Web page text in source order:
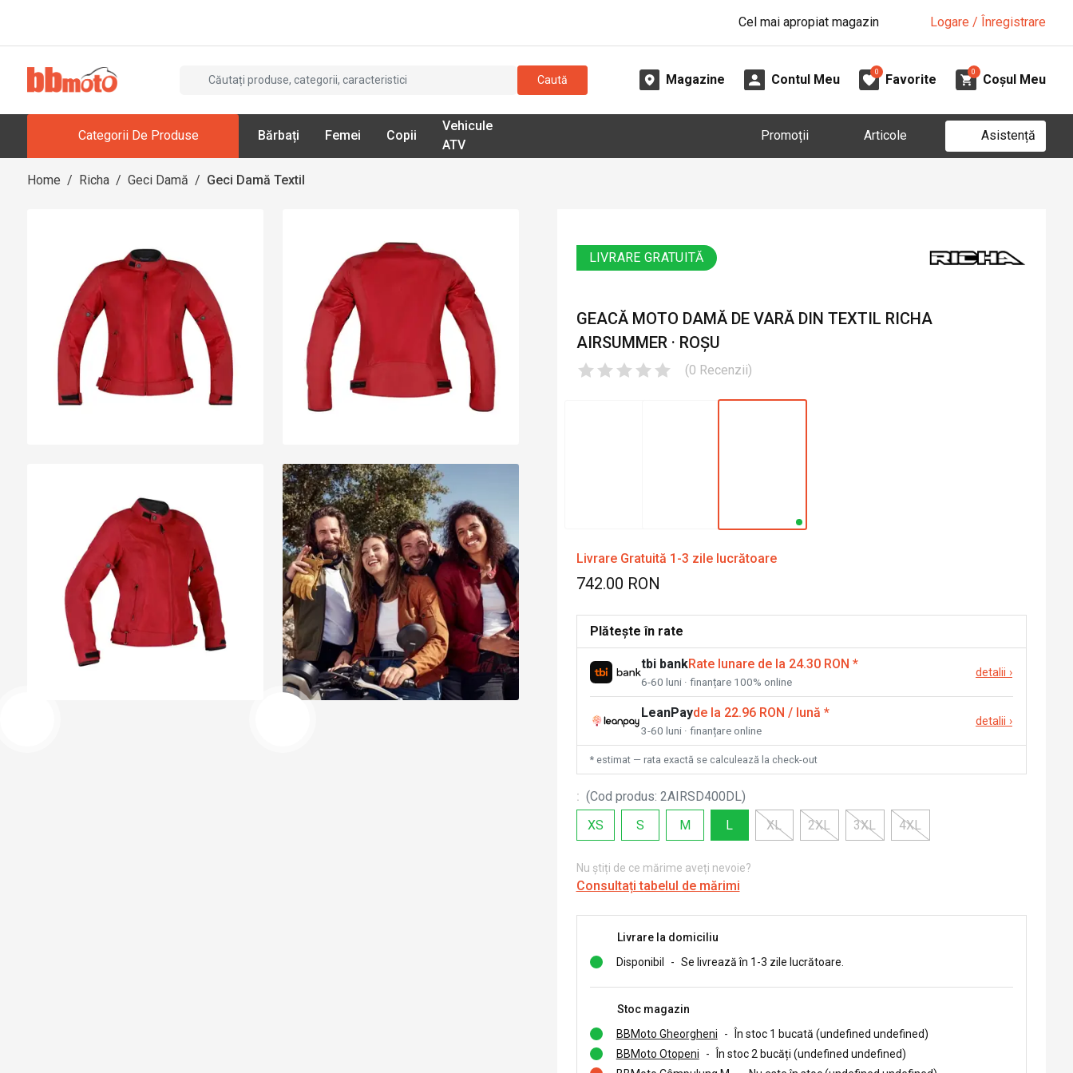
Cel mai apropiat magazin Logare / Înregistrare
Caută Magazine Contul Meu
0
Favorite
0
Coșul Meu
Categorii De Produse Bărbați Femei Copii
Vehicule
ATV
Promoții Articole Asistență
Home / Richa / Geci Damă / Geci Damă Textil
LIVRARE GRATUITĂ
GEACĂ MOTO DAMĂ DE VARĂ DIN TEXTIL RICHA
AIRSUMMER · ROȘU
(0 Recenzii)
Livrare Gratuită 1-3 zile lucrătoare
742.00 RON
Plătește în rate
tbi bankRate lunare de la 24.30 RON *
6-60 luni · finanțare 100% online
detalii ›
LeanPayde la 22.96 RON / lună *
3-60 luni · finanțare online
detalii ›
* estimat — rata exactă se calculează la check-out
: (Cod produs: 2AIRSD400DL)
XS
S M L XL 2XL 3XL 4XL
Nu știți de ce mărime aveți nevoie?
Consultați tabelul de mărimi
Livrare la domiciliu
Disponibil
- Se livrează în 1-3 zile lucrătoare.
Stoc magazin
BBMoto Gheorgheni
-
În stoc 1 bucată (undefined undefined)
BBMoto Otopeni
-
În stoc 2 bucăți (undefined undefined)